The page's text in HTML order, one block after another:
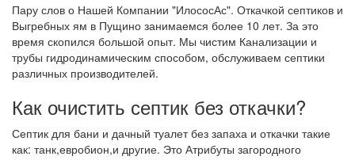
Пару слов о Нашей Компании "ИлососАс". Откачкой септиков и
Выгребных ям в Пущино занимаемся более 10 лет. За это
время скопился большой опыт. Мы чистим Канализации и
трубы гидродинамическим способом, обслуживаем септики
различных производителей.
Как очистить септик без откачки?
Септик для бани и дачный туалет без запаха и откачки такие
как: танк,евробион,и другие. Это Атрибуты загородного